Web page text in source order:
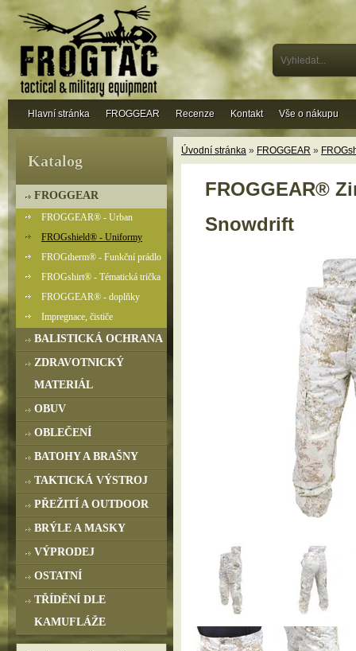
Úvodní stránka » FROGGEAR »
FROGGEAR®
Snowdrift
Katalog
FROGGEAR
FROGGEAR® - Urban
FROGshield® - Uniformy
FROGtherm® - Funkční prádlo
FROGshirt® - Tématická trička
FROGGEAR® - doplňky
Impregnace, čističe
BALISTICKÁ OCHRANA
ZDRAVOTNICKÝ
MATERIÁL
OBUV
OBLEČENÍ
BATOHY A BRAŠNY
TAKTICKÁ VÝSTROJ
PŘEŽITÍ A OUTDOOR
BRÝLE A MASKY
VÝPRODEJ
OSTATNÍ
TŘÍDĚNÍ DLE
KAMUFLÁŽE
Hlavní stránka FROGGEAR Recenze Kontakt Vše o nákupu